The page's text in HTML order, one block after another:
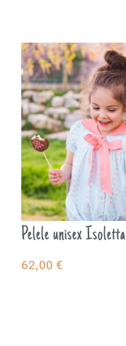
Pelele unisex Isoletta
62,00€